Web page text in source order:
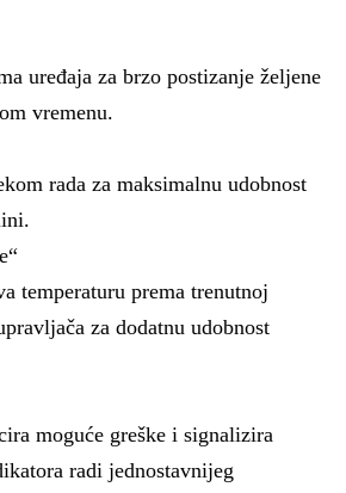
uređaja za brzo postizanje željene
vremenu.
rada za maksimalnu udobnost
temperaturu prema trenutnoj
za dodatnu udobnost
moguće greške i signalizira
radi jednostavnijeg